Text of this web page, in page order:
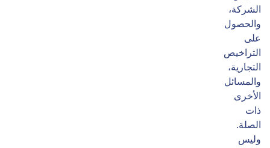
الشركة،
والحصول
على
التراخيص
التجارية،
والمسائل
الأخرى
ذات
الصلة.
وليس